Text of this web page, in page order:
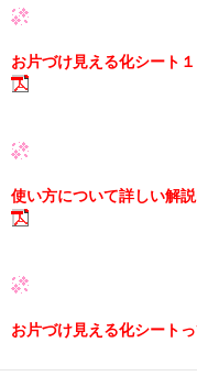
お片づけ見える化シート
使い方について詳しい解説
お片づけ見える化シート